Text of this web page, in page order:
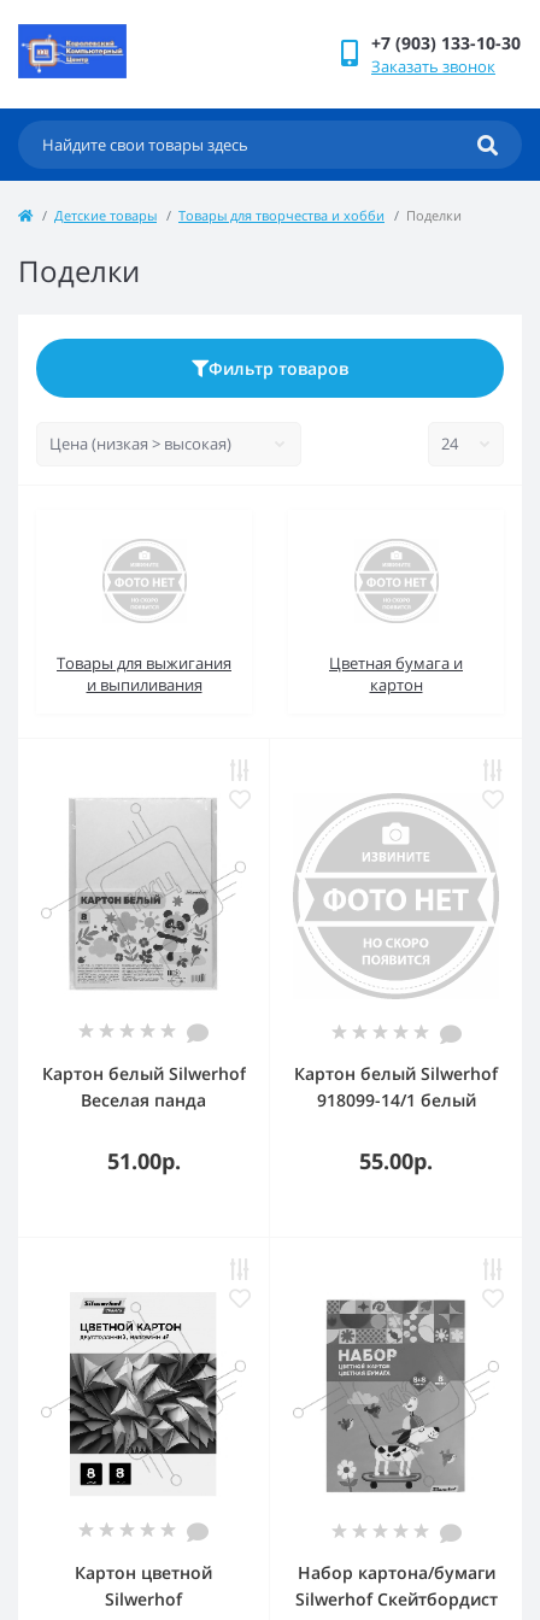
+7 (903) 133-10-30
Заказать звонок
Детские товары Товары для творчества и хобби Поделки
Поделки
Фильтр товаров
Товары для выжигания
и выпиливания
Цветная бумага и
картон
Картон белый Silwerhof
Веселая панда
1цв., 230г/м2, 1 дизайн
51.00р.
Картон белый Silwerhof
918099-14/1 белый
белый мишка 230г/м2
1диз. обл.мел.картон
55.00р.
Картон цветной
Silwerhof
Набор картона/бумаги
Silwerhof Скейтбордист